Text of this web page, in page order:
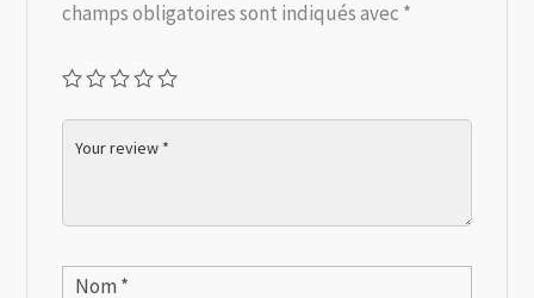
champs obligatoires sont indiqués avec *